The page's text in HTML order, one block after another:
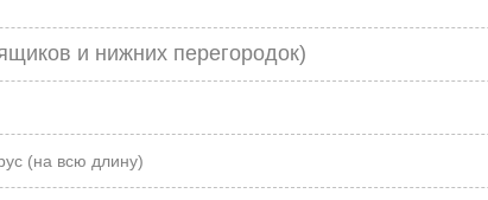
и нижних перегородок)
(на всю длину)